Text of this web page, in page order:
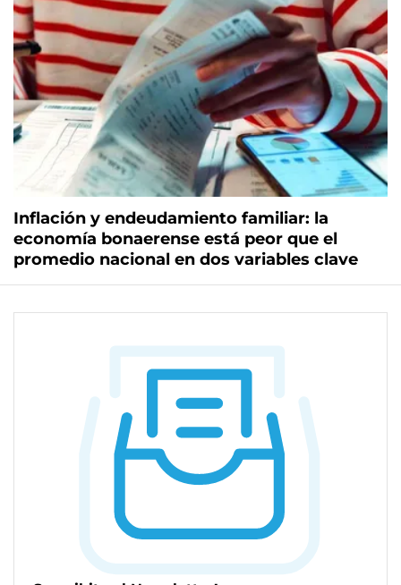
Inflación y endeudamiento familiar: la
economía bonaerense está peor que el
promedio nacional en dos variables clave